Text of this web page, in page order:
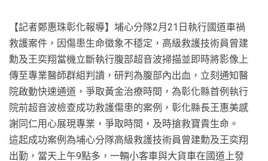
【記者鄭惠珠彰化報導】埔心分隊2月21日執行國道車禍
救護案件，因傷患生命徵象不穩定，高級救護技術員曾建
勳及王奕翔當機立斷執行腹部超音波掃描並即時將影像上
傳至專業醫師群組判讀，研判為腹部內出血，立刻通知醫
院啟動快速通道，爭取黃金治療時間，為彰化縣首例執行
院前超音波檢查成功救護傷患的案例，彰化縣長王惠美感
謝同仁用心展現專業，爭取時間，及時搶救寶貴生命。
這起成功案例為埔心分隊高級救護技術員曾建勳及王奕翔
出勤，當天上午9點多，一輛小客車與大貨車在國道上發